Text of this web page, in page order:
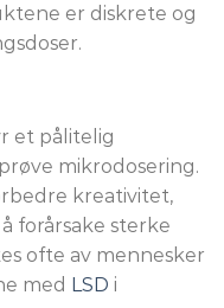
er diskrete og
et pålitelig
mikrodosering.
kreativitet,
forårsake sterke
ofte av mennesker
med LSD i